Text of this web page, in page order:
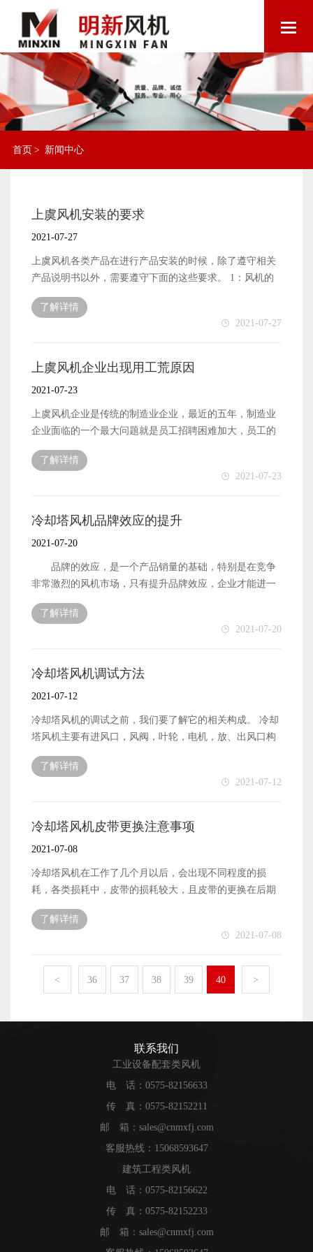
首页 > 新闻中心
上虞风机安装的要求
2021-07-27
上虞风机各类产品在进行产品安装的时候，除了遵守相关
产品说明书以外，需要遵守下面的这些要求。 1：风机的
安装基础面要有一定的牢度和承载能力，尤其是一些大型
的风机，需要确保安装位置保持一个水平，如隧道风机，
屋顶风机。 2：风机若是需要在现场进行元件组装的，不
系统，油液冷却系统和相关的密封性等这些受压部分需要
风管，调节装置等都需要单独安装支架，各管路在和风机
连接的时候，要保持法兰的居中帖平。 5：各类风机在安
装之前，需要对连接的电路进行电流电阻的测试，电路的
独的进行电路的连接，不得多台风机公用一个电路。 6：
风机的连接管路不得随意的进行切割，在使用和安装风机
关的吸音设备的时候，不得影响风机的正常通风。 8：风
机的标高要以传动轴为基准点，偏差的数值要控制在1米以
内。 9：上虞风机在使用的时候，用户不得擅自改变风机
的结构，并且不得任意调整风机的控制参数。
了解详情
2021-07-27
上虞风机企业出现用工荒原因
2021-07-23
上虞风机企业是传统的制造业企业，最近的五年，制造业
企业面临的一个最大问题就是员工招聘困难加大，员工的
入职率低，员工的跳槽率高，很多企业在反思是什么原因
导致用工荒的出现。 上虞风机生产企业在招聘中，相关的
福利待遇是非常上乘的，很多企业给员工提供了免费的宿
善，并且在对待加工工资上，改变以往绝口不提加班费的
业用尽了各种的方法，好像招聘依旧无济于事，就算有新
员工入职，也是匆匆工作几天后就离开了。 这类问题的出
现是整个用人市场的大趋势，不光是风机的射生产企业，
其他行业，制造业的工作比较单一，制造业的劳动强度
大，现在随着产业的转型，在传统制造业以外，给就业者
些年轻人则是不愿意从事工作时间长，工作强度大的制造
业工作，这也是社会产业转型必然会出现的问题。 上虞风
机的企业在面临用工荒的时候，需要调整相关思路，从产
业着手进行相关生产的革新。
了解详情
2021-07-23
冷却塔风机品牌效应的提升
2021-07-20
品牌的效应，是一个产品销量的基础，特别是在竞争
非常激烈的风机市场，只有提升品牌效应，企业才能进一
步做大做强。 目前，冷却塔风机国内的市场空缺还很
巨大，很多消费者都选择了国外进口的产品，究其原因，
就是消费者对于国内冷却塔风机品牌的不信任，或者说是
企业应该从自身角度出发，明确了解市场需求。知道
支优秀的销售团队，这支优秀的销售团队不仅是线下市场
的，还应该把目光放在网络上，也就是线上，通过更快捷
的互联网技术，让别人能跟了解到你自己的品牌。 其
保每一个风机有良好的质量。很多企业在售后问题处理上
是欠缺的，一个成功的品牌，过硬的质量，良好的口碑是
费者使用起来省心，才能在市场上，激烈的竞争中得到立
足之地。 最后，注意培养“目标客户”，所谓目标客
户，可以是一直以来使用本产品的优质客户，用更好的服
务来做长期合作的准备，另外一部分则是，准备购买却还
在观望的消费者，企业应该进一步提高品牌知名度，让自
了解详情
2021-07-20
冷却塔风机调试方法
2021-07-12
冷却塔风机的调试之前，我们要了解它的相关构成。 冷却
塔风机主要有进风口，风阀，叶轮，电机，放、出风口构
成。不同的工作状态，有着不同的工作方法，正确调试冷
却风塔机，可以从几方面着手。 1. 风机在试车的时候，应
该仔细阅读使用说明书，冷却塔风机的型号很多，功能不
行操作。我们要注意接线是不是和图纸相符合，电源是不
求。 2. 全压启动或者降压启动是，电流应该超过额定电
流，最佳是额定电流的5倍以上，降压启动转矩和电压是成
正比例的，容量没有达到时，应该降压。 3. 调试的时候，
源，调整电压电流等，应该调整风机工作状态，发现异常
立即停止试车。 4. 当正常工作五分钟以后，要进行停机检
调试时的一些方法，相关调试工作一定要符合行业规范和
了解详情
2021-07-12
冷却塔风机皮带更换注意事项
2021-07-08
冷却塔风机在工作了几个月以后，会出现不同程度的损
耗，各类损耗中，皮带的损耗较大，且皮带的更换在后期
也较为常见。冷却塔风机饿的皮带更换要注意些什么问题
呢？ 1. 更换风机皮带前，提前断电，风机在运转的过程中
会产生较高的温度，如果下午更换皮带，最好是中午的时
换，排除这些不安全的因素。 2. 更换皮带需要两个人配合
完成，切忌单人操作。一个人控制电，一个人控制机，两
一定的亮度，尽量选择在白天进行更换，提前预备好强手
电光，夜间设置相关警示灯等。 3. 电动皮带如果有两根，
外侧皮带应向外折，从较小的皮带轮处开始折。 4. 选择合
说明书中的介绍来选择扳手。 5. 拆除皮带时，用一只手的
三个手指在皮带下方托住，然后向外施力，一定要顺时针
拆除皮带，切忌逆时针或者反方向拆除皮带，更不要生
掰，皮带的拆除是很自然的，不用强力拆除。 以上五点是
根据具体的使用来判断。
了解详情
2021-07-08
< 36 37 38 39 40 >
联系我们
工业设备配套类风机
电 话：0575-82156633
传 真：0575-82152211
邮 箱：sales@cnmxfj.com
客服热线：15068593647
建筑工程类风机
电 话：0575-82156622
传 真：0575-82152233
邮 箱：sales@cnmxfj.com